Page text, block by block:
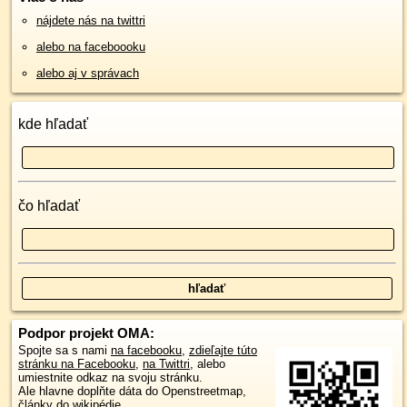
nájdete nás na twittri
alebo na faceboooku
alebo aj v správach
kde hľadať
čo hľadať
Podpor projekt OMA:
Spojte sa s nami na facebooku, zdieľajte túto
stránku na Facebooku, na Twittri, alebo
umiestnite odkaz na svoju stránku.
Ale hlavne doplňte dáta do Openstreetmap,